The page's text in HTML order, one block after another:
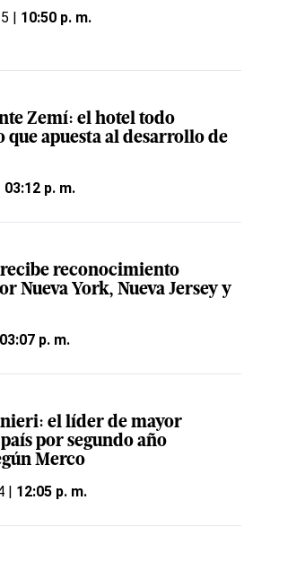
| 10:50 p. m.
Zemí: el hotel todo
apuesta al desarrollo de
03:12 p. m.
reconocimiento
Nueva York, Nueva Jersey y
03:07 p. m.
el líder de mayor
por segundo año
Merco
| 12:05 p. m.